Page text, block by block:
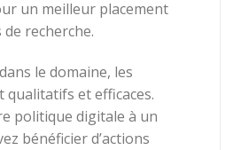
un meilleur placement
de recherche.
dans le domaine, les
qualitatifs etefficaces.
politique digitale à un
bénéficierd’actions